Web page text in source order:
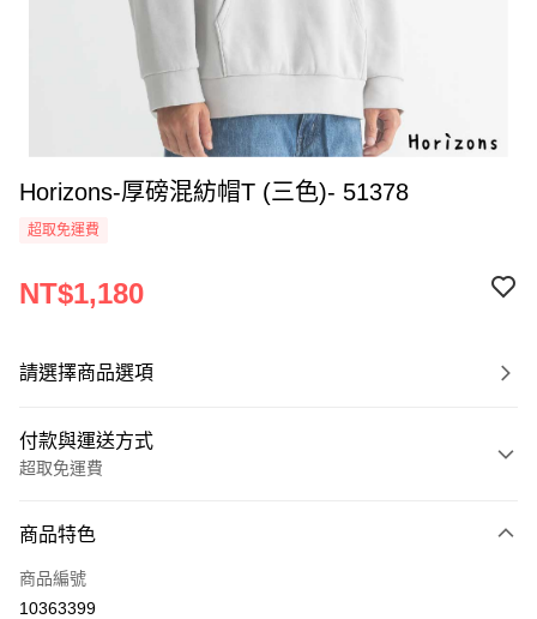
Horizons-厚磅混紡帽T (三色)- 51378
超取免運費
NT$1,180
請選擇商品選項
付款與運送方式
超取免運費
信用卡一次付款
超商取貨付款
商品特色
商品編號
10363399